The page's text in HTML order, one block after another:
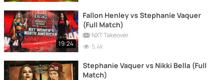
19:24
Fallon Henley vs Stephanie Vaquer
(Full Match)
NXT Takeover
5,4k
Stephanie Vaquer vs Nikki Bella (Full
Match)